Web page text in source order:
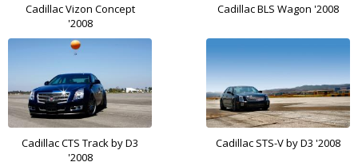
Cadillac Vizon Concept
'2008
Cadillac BLS Wagon '2008
Cadillac CTS Track by D3
'2008
Cadillac STS-V by D3 '2008